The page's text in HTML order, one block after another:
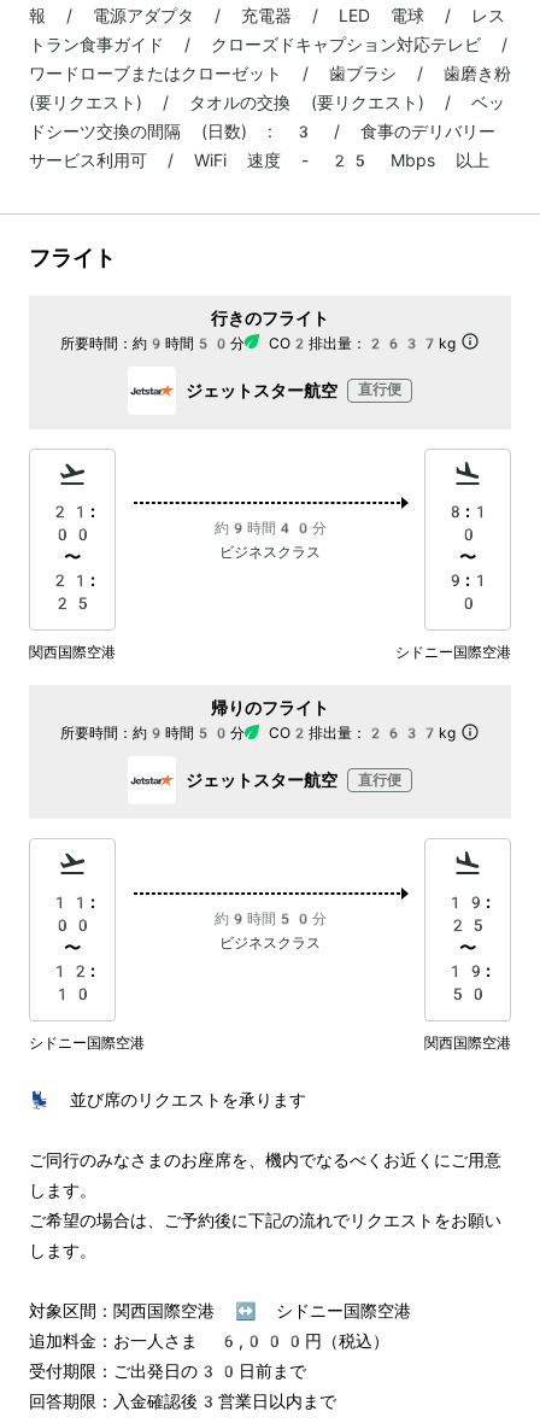
報 / 電源アダプタ / 充電器 / LED 電球 / レス
トラン食事ガイド / クローズドキャプション対応テレビ /
ワードローブまたはクローゼット / 歯ブラシ / 歯磨き粉
(要リクエスト) / タオルの交換 (要リクエスト) / ベッ
ドシーツ交換の間隔 (日数) : 3 / 食事のデリバリー
サービス利用可 / WiFi 速度 - 25 Mbps 以上
フライト
行きのフライト
所要時間： 約9時間50分 CO2排出量： 2637kg
ジェットスター航空 直行便
21:
00
〜
21:
25
約9時間40分
ビジネスクラス
8:1
0
〜
9:1
0
関西国際空港 シドニー国際空港
帰りのフライト
所要時間： 約9時間50分 CO2排出量： 2637kg
ジェットスター航空 直行便
11:
00
〜
12:
10
約9時間50分
ビジネスクラス
19:
25
〜
19:
50
シドニー国際空港 関西国際空港
💺 並び席のリクエストを承ります
ご同行のみなさまのお座席を、機内でなるべくお近くにご用意
します。
ご希望の場合は、ご予約後に下記の流れでリクエストをお願い
します。
対象区間：関西国際空港 ↔︎ シドニー国際空港
追加料金：お一人さま 6,000円（税込）
受付期限：ご出発日の30日前まで
回答期限：入金確認後3営業日以内まで